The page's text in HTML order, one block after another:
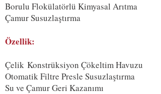
Borulu Flokülatörlü Kimyasal Arıtma
Çamur Susuzlaştırma
Özellik:
Çelik Konstrüksiyon Çökeltim Havuzu
Otomatik Filtre Presle Susuzlaştırma
Su ve Çamur Geri Kazanımı